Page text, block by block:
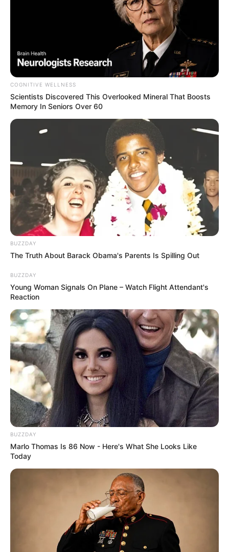
Geshencken Kidden
Caixas com formatos diferentes
mesmo a embalagem seja um mimo para guardar
por muito tempo!
COGNITIVE WELLNESS
Scientists Discovered This Overlooked Mineral That Boosts
Memory In Seniors Over 60
BUZZDAY
The Truth About Barack Obama's Parents Is Spilling Out
BUZZDAY
Young Woman Signals On Plane – Watch Flight Attendant's
Reaction
BUZZDAY
Marlo Thomas Is 86 Now - Here's What She Looks Like
Today